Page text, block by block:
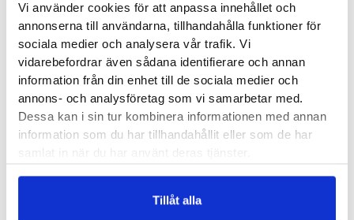
Vi använder cookies för att anpassa innehållet och
annonserna till användarna, tillhandahålla funktioner för
sociala medier och analysera vår trafik. Vi
vidarebefordrar även sådana identifierare och annan
information från din enhet till de sociala medier och
annons- och analysföretag som vi samarbetar med.
Dessa kan i sin tur kombinera informationen med annan
information som du har tillhandahållit eller som de har
samlat in när du har använt deras tjänster.
Tillåt alla
blandar du ut i 500 ml vatten. Drinkmixen innehåller då 80
gram kolhydrater som kommer att tas upp i dina tarmar. Det
här är alltså en sportdryck som ger dig rejält med energi och
är oerhört skonsam mot din mage. Som referenssiffra kan vi
ha i åtanke att kroppen kan ta upp max 90 gram kolhydrater
per timma. Maurten Drink Mix 320 är kanske världens bästa
sportdryck när du behöver få i dig vätska och energi. Ingen
kolhydrater (energi) samtidigt den är så skonsam mot